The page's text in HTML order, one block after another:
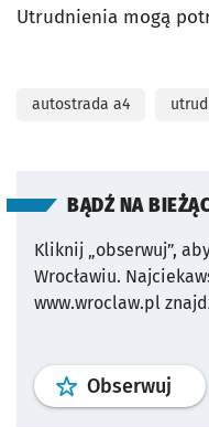
Utrudnienia mogą
autostrada a4
BĄDŹ NA
Kliknij „obserwuj”,
Wrocławiu.
www.wroclaw.pl
Obserwuj profil